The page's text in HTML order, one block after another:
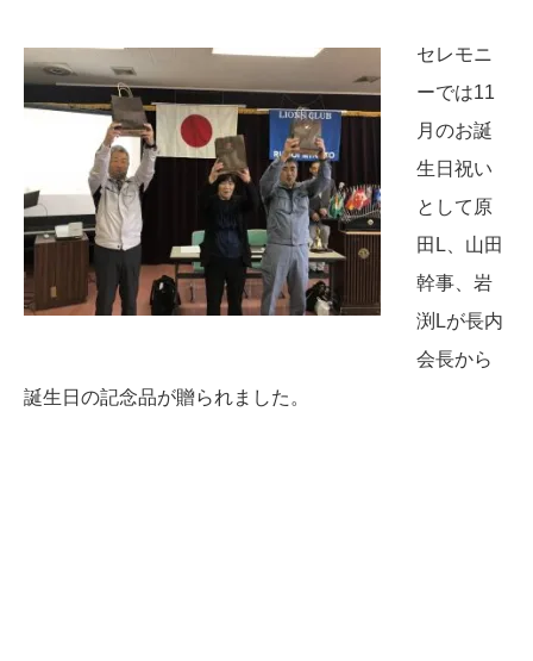
セレモニ
ーでは11
月のお誕
生日祝い
として原
田L、山田
幹事、岩
渕Lが長内
会長から
誕生日の記念品が贈られました。